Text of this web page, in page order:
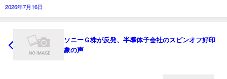
2026年7月16日
ソニーＧ株が反発、半導体子会社のスピンオフ好印
象の声